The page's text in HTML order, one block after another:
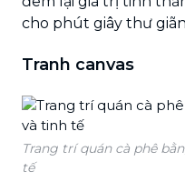
cho phút giây thư
Tranh canvas
Trang trí quán cà phê
tế